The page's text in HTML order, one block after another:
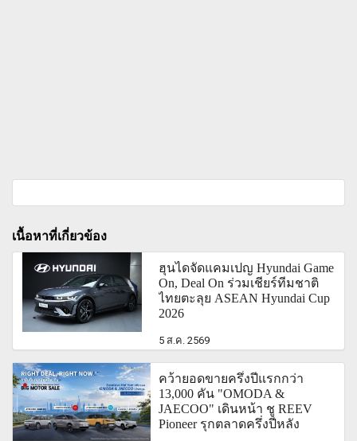
เนื้อหาที่เกี่ยวข้อง
ฮุนไดจัดแคมเปญ Hyundai Game
On, Deal On ร่วมเชียร์ทีมชาติ
ไทยตะลุย ASEAN Hyundai Cup
2026
5 ส.ค. 2569
คว้ายอดขายครึ่งปีแรกกว่า
13,000 คัน "OMODA &
JAECOO" เดินหน้า ชู REEV
Pioneer รุกตลาดครึ่งปีหลัง